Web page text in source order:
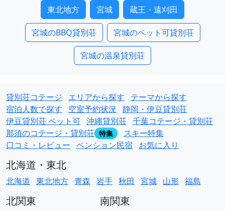
東北地方 宮城 蔵王・遠刈田
宮城のBBQ貸別荘 宮城のペット可貸別荘
宮城の温泉貸別荘
貸別荘コテージ エリアから探す
テーマから探す
宿泊人数で探す
空室予約状況 静岡・伊豆貸別荘
伊豆貸別荘 ペット可 沖縄貸別荘 千葉コテージ・貸別荘
那須のコテージ・貸別荘 特集
スキー特集
口コミ・レビュー ペンション民宿 お気に入り
北海道・東北
北海道 東北地方 青森 岩手 秋田 宮城 山形 福島
北関東 南関東